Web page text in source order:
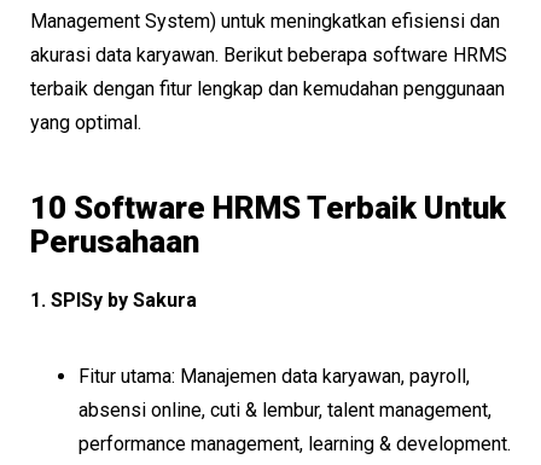
Management System) untuk meningkatkan efisiensi dan
akurasi data karyawan. Berikut beberapa software HRMS
terbaik dengan fitur lengkap dan kemudahan penggunaan
yang optimal.
10 Software HRMS Terbaik Untuk
Perusahaan
1. SPISy by Sakura
Fitur utama: Manajemen data karyawan, payroll,
absensi online, cuti & lembur, talent management,
performance management, learning & development.